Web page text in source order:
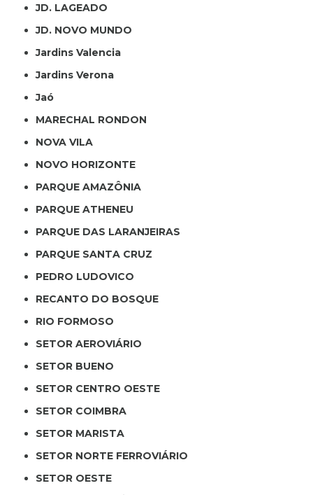
JD. LAGEADO
JD. NOVO MUNDO
Jardins Valencia
Jardins Verona
Jaó
MARECHAL RONDON
NOVA VILA
NOVO HORIZONTE
PARQUE AMAZÔNIA
PARQUE ATHENEU
PARQUE DAS LARANJEIRAS
PARQUE SANTA CRUZ
PEDRO LUDOVICO
RECANTO DO BOSQUE
RIO FORMOSO
SETOR AEROVIÁRIO
SETOR BUENO
SETOR CENTRO OESTE
SETOR COIMBRA
SETOR MARISTA
SETOR NORTE FERROVIÁRIO
SETOR OESTE